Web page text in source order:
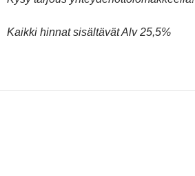
Kaikki hinnat sisältävät Alv 25,5%